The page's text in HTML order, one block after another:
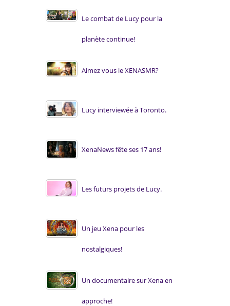
Le combat de Lucy pour la
planète continue!
Aimez vous le XENASMR?
Lucy interviewée à Toronto.
XenaNews fête ses 17 ans!
Les futurs projets de Lucy.
Un jeu Xena pour les
nostalgiques!
Un documentaire sur Xena en
approche!